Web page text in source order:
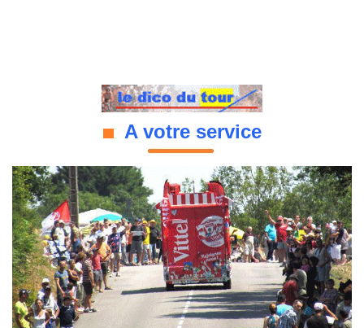
A votre service